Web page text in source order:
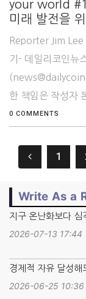
your world
미래 발전을
Reporter Jim
기- 데일리코인뉴
한 책임은 작성자
0 COMMENTS
1
Write As a
지구 온난화보다 심
2026-07-13 17:44
경제적 자유 달성해
2026-06-25 10:36